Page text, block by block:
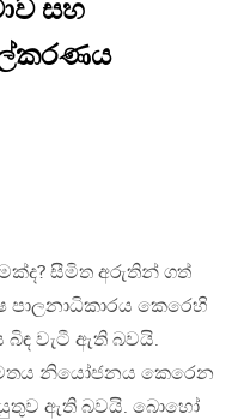
සහ
සීමිත අරුතින් ගත්
කෙරෙහි
වැටී ඇති බවයි.
නියෝජනය කෙරෙන
ඇති බවයි. බොහෝ